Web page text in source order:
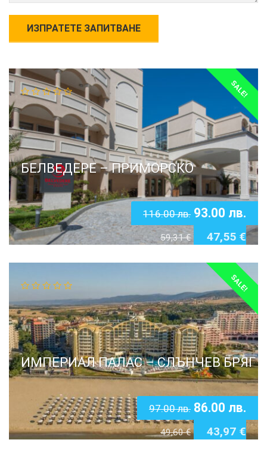
SALE!
БЕЛВЕДЕРЕ – ПРИМОРСКО
116.00лв.
59,31€
93.00 лв.
47,55 €
SALE!
ИМПЕРИАЛ ПАЛАС – СЛЪНЧЕВ БРЯГ
97.00лв.
49,60€
86.00 лв.
43,97 €